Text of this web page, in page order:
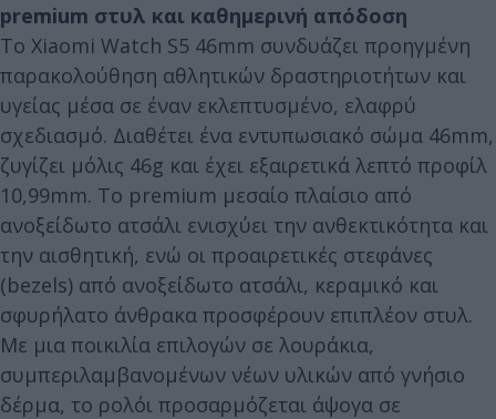
premium στυλ και καθημερινή απόδοση
Το Xiaomi Watch S5 46mm συνδυάζει προηγμένη
παρακολούθηση αθλητικών δραστηριοτήτων και
υγείας μέσα σε έναν εκλεπτυσμένο, ελαφρύ
σχεδιασμό. Διαθέτει ένα εντυπωσιακό σώμα 46mm,
ζυγίζει μόλις 46g και έχει εξαιρετικά λεπτό προφίλ
10,99mm. Το premium μεσαίο πλαίσιο από
ανοξείδωτο ατσάλι ενισχύει την ανθεκτικότητα και
την αισθητική, ενώ οι προαιρετικές στεφάνες
(bezels) από ανοξείδωτο ατσάλι, κεραμικό και
σφυρήλατο άνθρακα προσφέρουν επιπλέον στυλ.
Με μια ποικιλία επιλογών σε λουράκια,
συμπεριλαμβανομένων νέων υλικών από γνήσιο
δέρμα, το ρολόι προσαρμόζεται άψογα σε